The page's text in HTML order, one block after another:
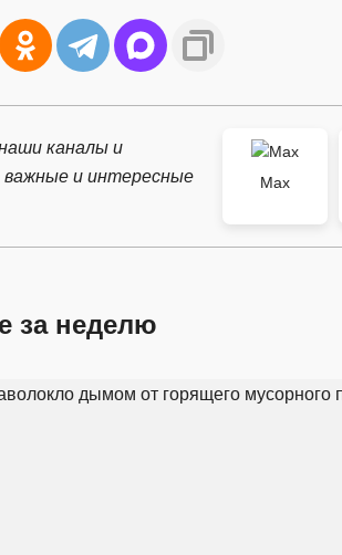
каналы и
и интересные
Max
за неделю